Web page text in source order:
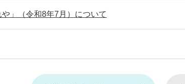
」（令和8年7月）について